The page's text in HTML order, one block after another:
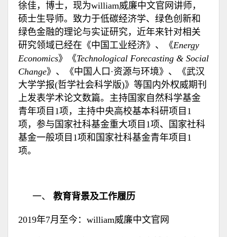
徐佳，博士，现为william威廉中文官网讲师，
硕士生导师。致力于低碳经济学、绿色创新和
绿色金融的理论与实证研究，近年来针对相关
研究领域已经在《中国工业经济》、《Energy
Economics》《Technological Forecasting & Social
Change》、《中国人口·资源与环境》、《武汉
大学学报(哲学社会科学版)》等国内外权威期刊
上发表学术论文数篇。主持国家自然科学基金
青年项目1项，主持中央高校基本科研项目1
项，参与国家社科基金重大项目1项、国家社科
基金一般项目1项和国家社科基金青年项目1
项。
一、 教育背景及工作履历
2019年7月至今：william威廉中文官网